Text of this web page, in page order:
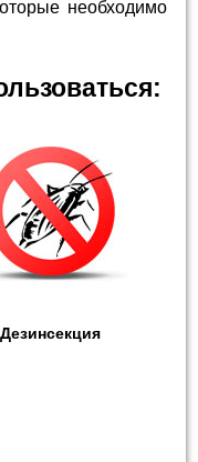
необходимо
Дезинсекция